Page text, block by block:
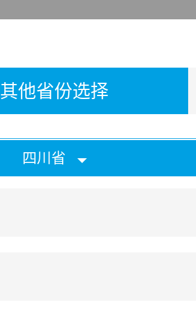
其他省份选择
四川省